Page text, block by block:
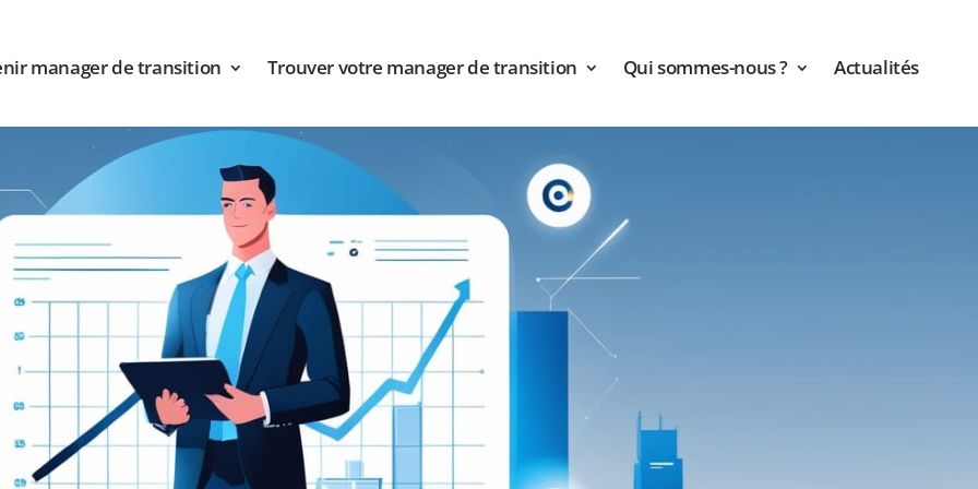
manager de transition Trouver votre manager de transition Qui sommes-nous ? Actualités